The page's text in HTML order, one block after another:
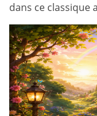
dans ce classique